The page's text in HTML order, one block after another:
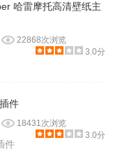
哈雷摩托高清壁纸主
22868次浏览
3.0分
件
18431次浏览
3.0分
件